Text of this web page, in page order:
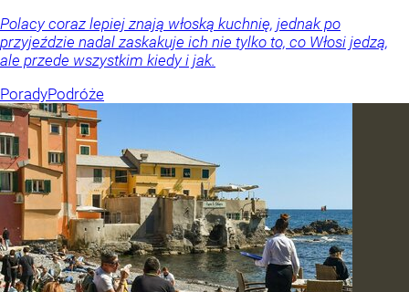
Polacy coraz lepiej znają włoską kuchnię, jednak po
przyjeździe nadal zaskakuje ich nie tylko to, co Włosi jedzą,
ale przede wszystkim kiedy i jak.
PoradyPodróże